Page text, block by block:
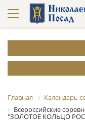
Главная
Календарь
Всероссийские
"ЗОЛОТОЕ КОЛЬЦО